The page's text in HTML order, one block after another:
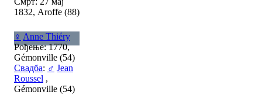
1832, Aroffe (88)
♀ Anne Thiéry
Рођење: 1770,
Gémonville (54)
Свадба: ♂ Jean
Roussel ,
Gémonville (54)